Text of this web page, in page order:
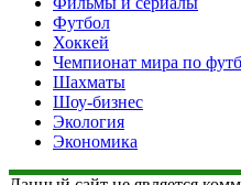
Футбол
Хоккей
Чемпионат мира по
Шахматы
Шоу-бизнес
Экология
Экономика